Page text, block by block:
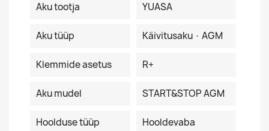
Aku tootja YUASA
Aku tüüp Käivitusaku · AGM
Klemmide asetus R+
Aku mudel START&STOP AGM
Hoolduse tüüp Hooldevaba